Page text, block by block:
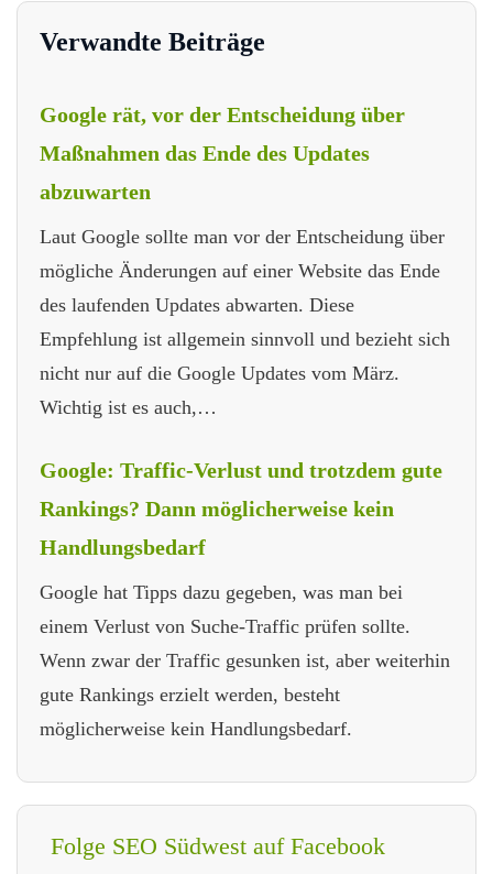
Verwandte Beiträge
Google rät, vor der Entscheidung über
Maßnahmen das Ende des Updates
abzuwarten
Laut Google sollte man vor der Entscheidung über
mögliche Änderungen auf einer Website das Ende
des laufenden Updates abwarten. Diese
Empfehlung ist allgemein sinnvoll und bezieht sich
nicht nur auf die Google Updates vom März.
Wichtig ist es auch,…
Google: Traffic-Verlust und trotzdem gute
Rankings? Dann möglicherweise kein
Handlungsbedarf
Google hat Tipps dazu gegeben, was man bei
einem Verlust von Suche-Traffic prüfen sollte.
Wenn zwar der Traffic gesunken ist, aber weiterhin
gute Rankings erzielt werden, besteht
möglicherweise kein Handlungsbedarf.
Folge SEO Südwest auf Facebook